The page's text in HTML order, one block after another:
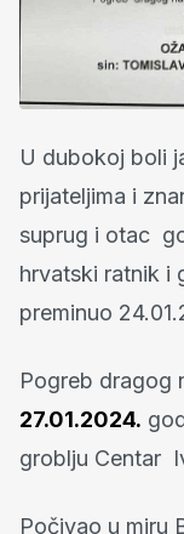
U dubokoj boli
prijateljima i
suprug i otac
hrvatski ratnik i
preminuo
Pogreb dragog
27.01.2024.
groblju Centar
Počivao u miru